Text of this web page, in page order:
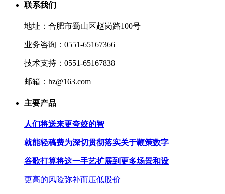
联系我们
地址：合肥市蜀山区赵岗路100号
业务咨询：0551-65167366
技术支持：0551-65167838
邮箱：hz@163.com
主要产品
人们将送来更夸姣的智
就能轻稿费为深切贯彻落实关于鞭策数字
谷歌打算将这一手艺扩展到更多场景和设
更高的风险弥补而压低股价